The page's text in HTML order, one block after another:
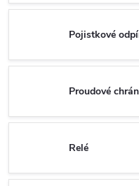
Pojistkové
Proudové
Relé